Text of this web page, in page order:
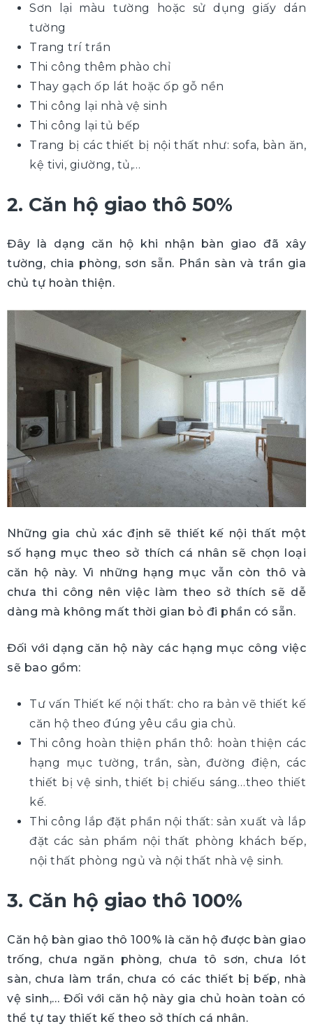
Sơn lại màu tường hoặc sử dụng giấy dán
tường
Trang trí trần
Thi công thêm phào chỉ
Thay gạch ốp lát hoặc ốp gỗ nền
Thi công lại nhà vệ sinh
Thi công lại tủ bếp
Trang bị các thiết bị nội thất như: sofa, bàn ăn,
kệ tivi, giường, tủ,…
2. Căn hộ giao thô 50%
Đây là dạng căn hộ khi nhận bàn giao đã xây
tường, chia phòng, sơn sẵn. Phần sàn và trần gia
chủ tự hoàn thiện.
Những gia chủ xác định sẽ thiết kế nội thất một
số hạng mục theo sở thích cá nhân sẽ chọn loại
căn hộ này. Vì những hạng mục vẫn còn thô và
chưa thi công nên việc làm theo sở thích sẽ dễ
dàng mà không mất thời gian bỏ đi phần có sẵn.
Đối với dạng căn hộ này các hạng mục công việc
sẽ bao gồm:
Tư vấn Thiết kế nội thất: cho ra bản vẽ thiết kế
căn hộ theo đúng yêu cầu gia chủ.
Thi công hoàn thiện phần thô: hoàn thiện các
hạng mục tường, trần, sàn, đường điện, các
thiết bị vệ sinh, thiết bị chiếu sáng…theo thiết
kế.
Thi công lắp đặt phần nội thất: sản xuất và lắp
đặt các sản phẩm nội thất phòng khách bếp,
nội thất phòng ngủ và nội thất nhà vệ sinh.
3. Căn hộ giao thô 100%
Căn hộ bàn giao thô 100% là căn hộ được bàn giao
trống, chưa ngăn phòng, chưa tô sơn, chưa lót
sàn, chưa làm trần, chưa có các thiết bị bếp, nhà
vệ sinh,… Đối với căn hộ này gia chủ hoàn toàn có
thể tự tay thiết kế theo sở thích cá nhân.